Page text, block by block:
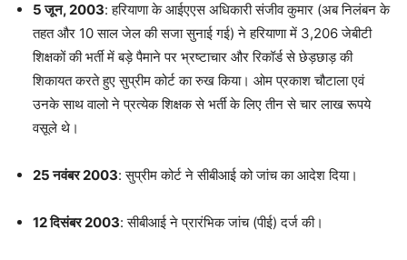
5 जून, 2003: हरियाणा के आईएएस अधिकारी संजीव कुमार (अब निलंबन के
तहत और 10 साल जेल की सजा सुनाई गई) ने हरियाणा में 3,206 जेबीटी
शिक्षकों की भर्ती में बड़े पैमाने पर भ्रष्टाचार और रिकॉर्ड से छेड़छाड़ की
शिकायत करते हुए सुप्रीम कोर्ट का रुख किया। ओम प्रकाश चौटाला एवं
उनके साथ वालो ने प्रत्येक शिक्षक से भर्ती के लिए तीन से चार लाख रूपये
वसूले थे।
25 नवंबर 2003: सुप्रीम कोर्ट ने सीबीआई को जांच का आदेश दिया।
12 दिसंबर 2003: सीबीआई ने प्रारंभिक जांच (पीई) दर्ज की।